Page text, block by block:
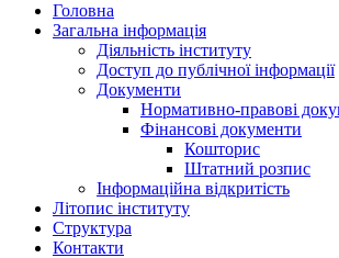
Головна
Загальна інформація
Діяльність інституту
Доступ до публічної інформації
Документи
Нормативно-правові
Фінансові документи
Кошторис
Штатний розпис
Інформаційна відкритість
Літопис інституту
Структура
Контакти